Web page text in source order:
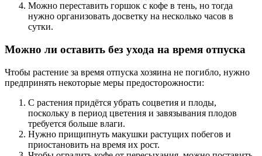
Можно переставить горшок с кофе в тень, но тогда
нужно организовать досветку на несколько часов в
сутки.
Можно ли оставить без ухода на время отпуска
Чтобы растение за время отпуска хозяина не погибло, нужно
предпринять некоторые меры предосторожности:
С растения придётся убрать соцветия и плоды,
поскольку в период цветения и завязывания плодов
требуется больше влаги.
Нужно прищипнуть макушки растущих побегов и
приостановить на время их рост.